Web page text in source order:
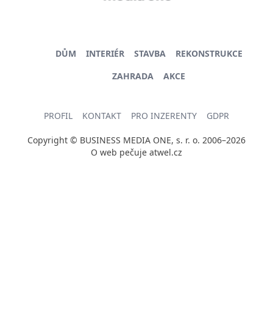
DŮM INTERIÉR STAVBA
REKONSTRUKCE
ZAHRADA
AKCE
PROFIL KONTAKT PRO INZERENTY GDPR
Copyright © BUSINESS MEDIA ONE, s. r. o. 2006–2026